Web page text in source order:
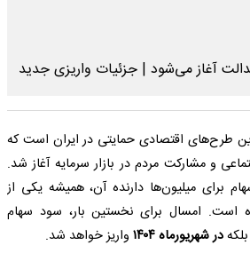
طرح‌های اقتصادی حمایتی در ایران است که
و مشارکت مردم در بازار سرمایه آغاز شد.
برای میلیون‌ها دارنده آن، همیشه یکی از
است. امسال برای نخستین بار، سود سهام
در شهریورماه ۱۴۰۴ واریز خواهد شد.